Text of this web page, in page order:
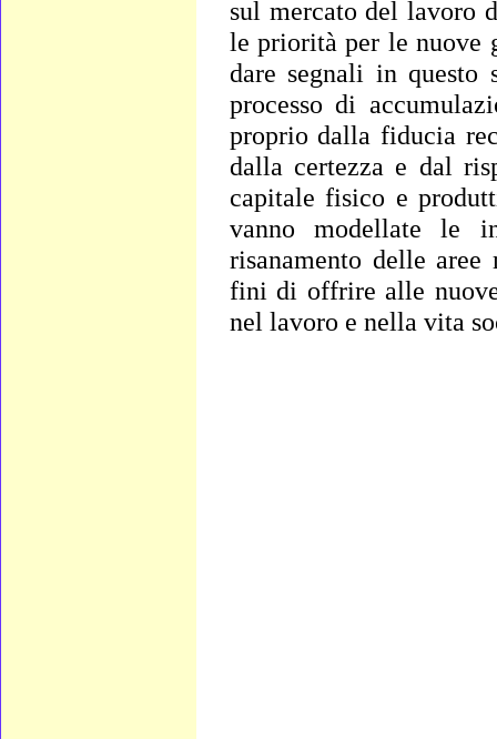
sul mercato del lavoro
le priorità per le nuove
dare segnali in questo
processo di
proprio dalla fiducia
dalla certezza e dal
capitale fisico e
vanno modellate le
risanamento delle
fini di offrire alle
nel lavoro e nella vita